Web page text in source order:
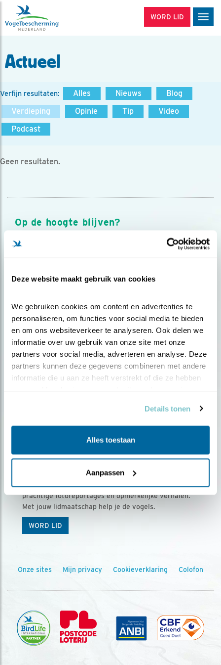
Deze website maakt gebruik van cookies
We gebruiken cookies om content en advertenties te
personaliseren, om functies voor social media te bieden
en om ons websiteverkeer te analyseren. Ook delen we
informatie over uw gebruik van onze site met onze
partners voor social media, adverteren en analyse. Deze
partners kunnen deze gegevens combineren met andere
informatie die u aan ze heeft verstrekt of die ze hebben
Details tonen
Alles toestaan
Aanpassen
WORD LID
Actueel
Verfijn resultaten: Alles Nieuws
Blog
Verdieping
Opinie Tip
Video
Podcast
Geen resultaten.
Op de hoogte blijven?
Meld je aan en ontvang nieuws, inspiratie, acties en tips
over vogels en activiteiten van Vogelbescherming.
Ontvang 5 x Vogels voor € 36,00 per jaar
Vogels is het tijdschrift voor onze leden, met
prachtige fotoreportages en opmerkelijke verhalen.
Met jouw lidmaatschap help je de vogels.
WORD LID
Onze sites Mijn privacy Cookieverklaring Colofon